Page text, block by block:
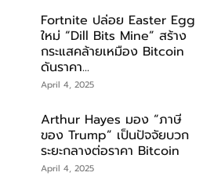
Fortnite ปล่อย Easter Egg
ใหม่ “Dill Bits Mine” สร้าง
กระแสคล้ายเหมือง Bitcoin
ดันราคา...
April 4, 2025
Arthur Hayes มอง “ภาษี
ของ Trump” เป็นปัจจัยบวก
ระยะกลางต่อราคา Bitcoin
April 4, 2025